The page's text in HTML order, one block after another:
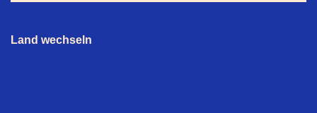
Land wechseln